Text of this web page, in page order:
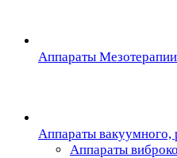
Аппараты
Аппараты вакуумного,
Аппараты